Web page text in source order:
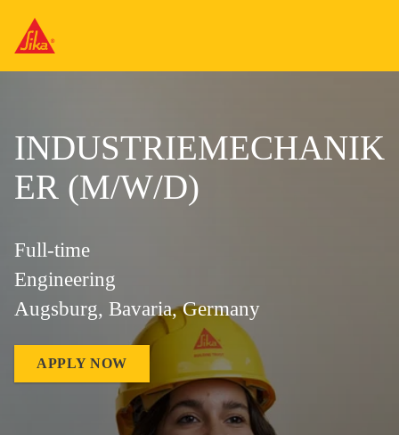
INDUSTRIEMECHANIK
ER (M/W/D)
Full-time
Engineering
Augsburg, Bavaria, Germany
APPLY NOW